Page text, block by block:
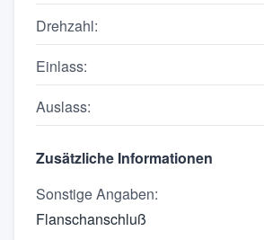
Drehzahl:
Einlass:
Auslass:
Zusätzliche Informationen
Sonstige Angaben:
Flanschanschluß